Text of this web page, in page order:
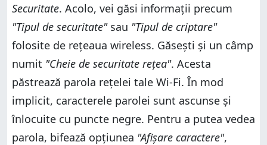
Securitate. Acolo, vei găsi informații precum
"Tipul de securitate"sau "Tipul de criptare"
folosite de reţeaua wireless. Găsești şi un câmp
numit "Cheie de securitate reţea". Acesta
păstrează parola reţelei tale Wi-Fi. În mod
implicit, caracterele parolei sunt ascunse şi
înlocuite cu puncte negre. Pentru a putea vedea
parola, bifează opţiunea "Afişare caractere",